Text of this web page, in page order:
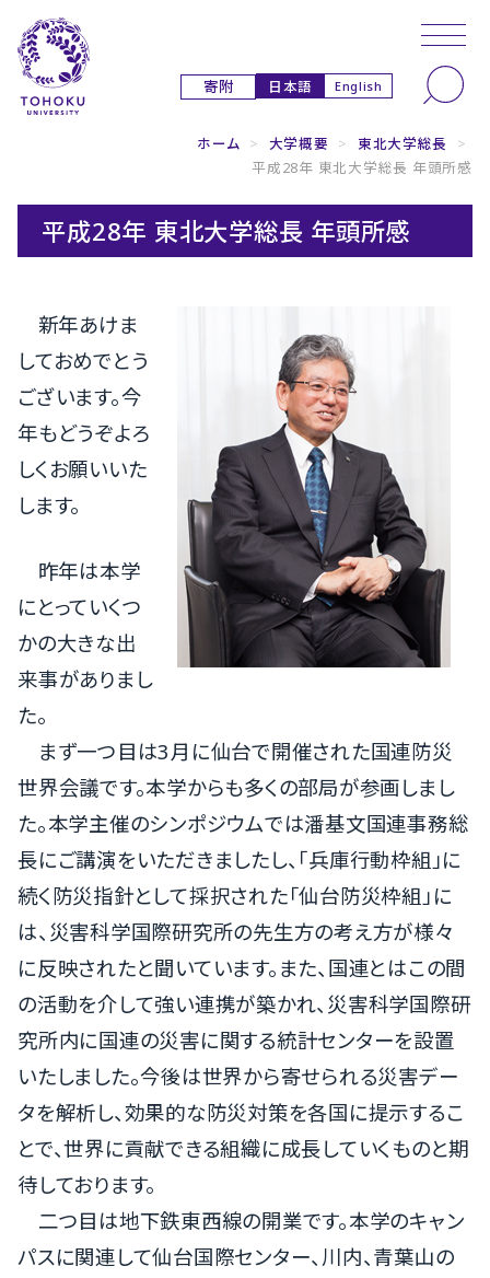
寄附 日本語 English
ホーム > 大学概要 > 東北大学総長
>
平成28年 東北大学総長 年頭所感
平成28年 東北大学総長 年頭所感
新年あけま
しておめでとう
ございます。今
年もどうぞよろ
しくお願いいた
します。
昨年は本学
にとっていくつ
かの大きな出
来事がありまし
た。
まず一つ目は3月に仙台で開催された国連防災
世界会議です。本学からも多くの部局が参画しまし
た。本学主催のシンポジウムでは潘基文国連事務総
長にご講演をいただきましたし、「兵庫行動枠組」に
続く防災指針として採択された「仙台防災枠組」に
は、災害科学国際研究所の先生方の考え方が様々
に反映されたと聞いています。また、国連とはこの間
の活動を介して強い連携が築かれ、災害科学国際研
究所内に国連の災害に関する統計センターを設置
いたしました。今後は世界から寄せられる災害デー
タを解析し、効果的な防災対策を各国に提示するこ
とで、世界に貢献できる組織に成長していくものと期
待しております。
二つ目は地下鉄東西線の開業です。本学のキャン
パスに関連して仙台国際センター、川内、青葉山の